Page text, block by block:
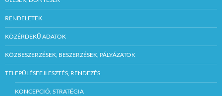
RENDELETEK
KÖZÉRDEKŰ ADATOK
KÖZBESZERZÉSEK, BESZERZÉSEK, PÁLYÁZATOK
TELEPÜLÉSFEJLESZTÉS, RENDEZÉS
KONCEPCIÓ, STRATÉGIA